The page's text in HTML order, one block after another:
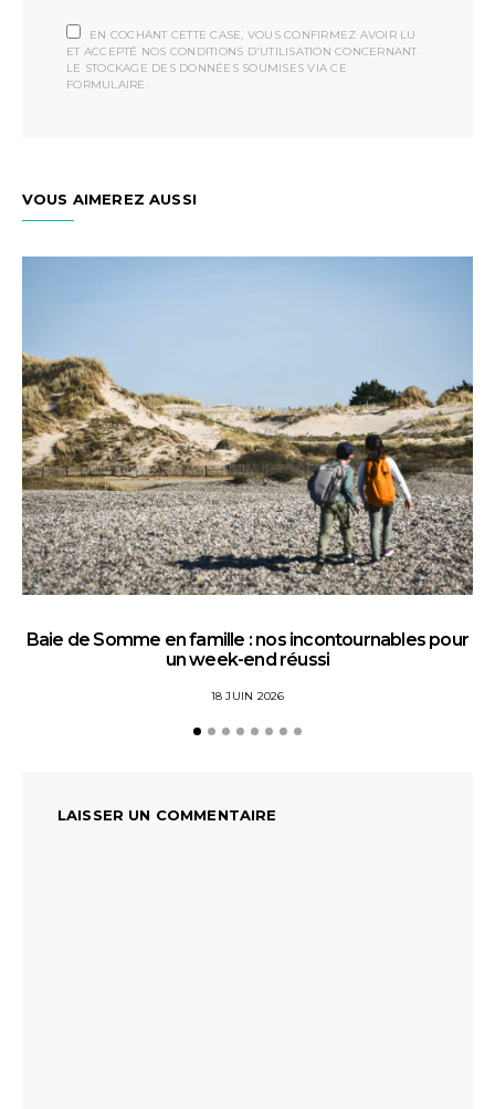
EN COCHANT CETTE CASE, VOUS CONFIRMEZ AVOIR LU
ET ACCEPTÉ NOS CONDITIONS D'UTILISATION CONCERNANT
LE STOCKAGE DES DONNÉES SOUMISES VIA CE
FORMULAIRE.
VOUS AIMEREZ AUSSI
Baie de Somme en famille : nos incontournables pour
un week-end réussi
18 JUIN 2026
LAISSER UN COMMENTAIRE